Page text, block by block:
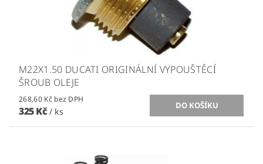
M22X1.50 DUCATI ORIGINÁLNÍ VYPOUŠTĚCÍ
ŠROUB OLEJE
268,60 Kč bez DPH
325 Kč / ks